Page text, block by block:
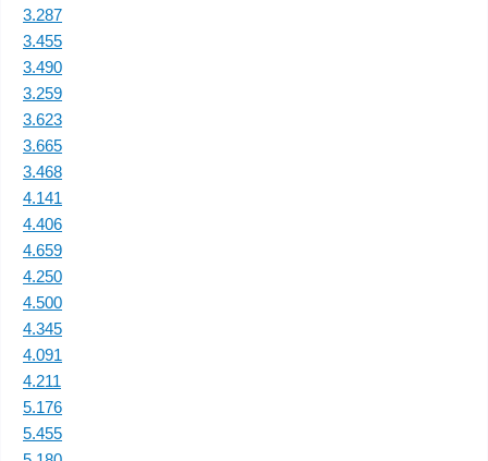
3.287
3.455
3.490
3.259
3.623
3.665
3.468
4.141
4.406
4.659
4.250
4.500
4.345
4.091
4.211
5.176
5.455